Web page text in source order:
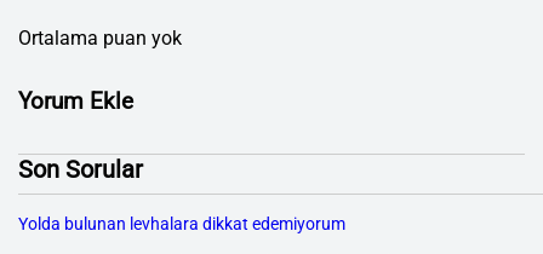
Ortalama puan yok
Yorum Ekle
Son Sorular
Yolda bulunan levhalara dikkat edemiyorum